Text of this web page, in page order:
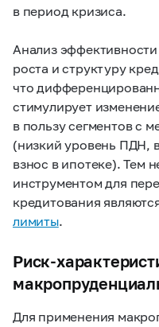
в период кризиса.
Анализ
роста и структуру
что
стимулирует
в пользу сегментов с
(низкий уровень ПДН,
взнос в ипотеке). Тем
инструментом для
кредитования
лимиты.
Риск-
Для применения